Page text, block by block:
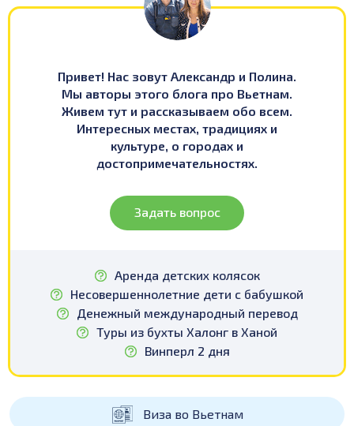
Привет! Нас зовут Александр и Полина.
Мы авторы этого блога про Вьетнам.
Живем тут и рассказываем обо всем.
Интересных местах, традициях и
культуре, о городах и
достопримечательностях.
Задать вопрос
Аренда детских колясок
Несовершеннолетние дети с бабушкой
Денежный международный перевод
Туры из бухты Халонг в Ханой
Винперл 2 дня
Виза во Вьетнам